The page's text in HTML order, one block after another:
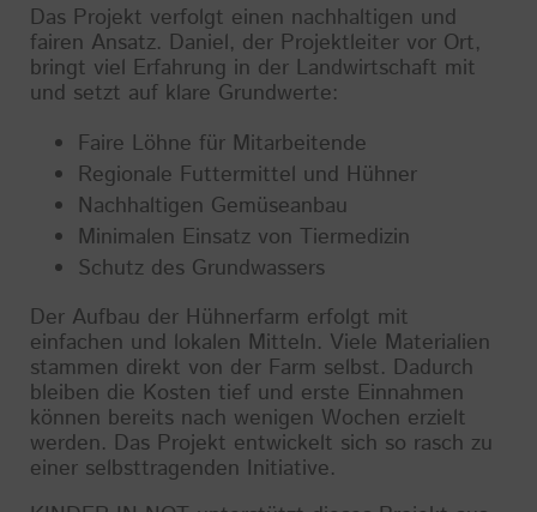
Das Projekt verfolgt einen nachhaltigen und
fairen Ansatz. Daniel, der Projektleiter vor Ort,
bringt viel Erfahrung in der Landwirtschaft mit
und setzt auf klare Grundwerte:
Faire Löhne für Mitarbeitende
Regionale Futtermittel und Hühner
Nachhaltigen Gemüseanbau
Minimalen Einsatz von Tiermedizin
Schutz des Grundwassers
Der Aufbau der Hühnerfarm erfolgt mit
einfachen und lokalen Mitteln. Viele Materialien
stammen direkt von der Farm selbst. Dadurch
bleiben die Kosten tief und erste Einnahmen
können bereits nach wenigen Wochen erzielt
werden. Das Projekt entwickelt sich so rasch zu
einer selbsttragenden Initiative.